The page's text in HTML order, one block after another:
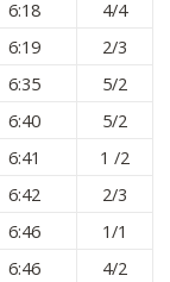
6:18
4/4
6:19
2/3
6:35
5/2
6:40
5/2
6:41
1 /2
6:42
2/3
6:46
1/1
6:46
4/2